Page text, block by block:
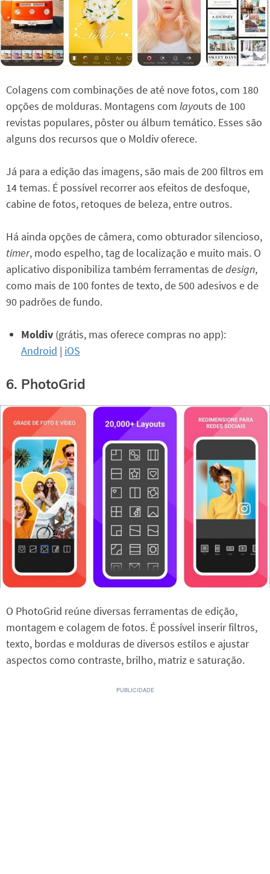
Colagens com combinações de até nove fotos, com 180
opções de molduras. Montagens com layouts de 100
revistas populares, pôster ou álbum temático. Esses são
alguns dos recursos que o Moldiv oferece.
Já para a edição das imagens, são mais de 200 filtros em
14 temas. É possível recorrer aos efeitos de desfoque,
cabine de fotos, retoques de beleza, entre outros.
Há ainda opções de câmera, como obturador silencioso,
timer, modo espelho, tag de localização e muito mais. O
aplicativo disponibiliza também ferramentas dedesign,
como mais de 100 fontes de texto, de 500 adesivos e de
90 padrões de fundo.
Moldiv (grátis, mas oferece compras no app):
Android | iOS
6. PhotoGrid
O PhotoGrid reúne diversas ferramentas de edição,
montagem e colagem de fotos. É possível inserir filtros,
texto, bordas e molduras de diversos estilos e ajustar
aspectos como contraste, brilho, matriz e saturação.